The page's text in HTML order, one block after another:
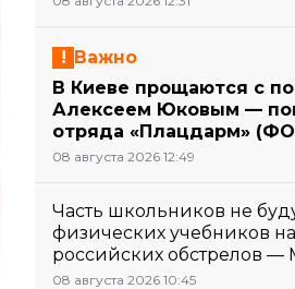
Важно
В Киеве прощаются с
Алексеем Юковым —
отряда «Плацдарм»
08 августа 2026 12:49
Часть школьников не
физических учебников на
российских обстрелов
08 августа 2026 10:45